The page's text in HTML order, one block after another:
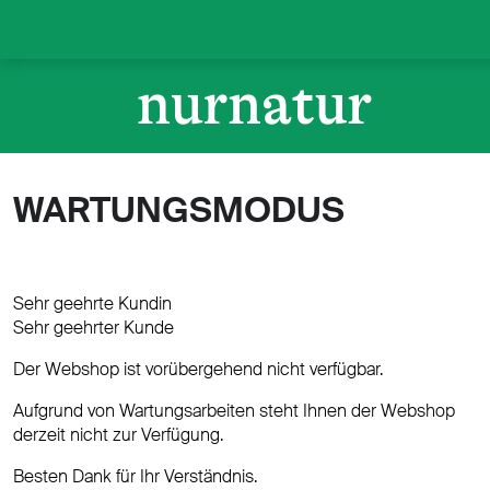
WARTUNGSMODUS
Sehr geehrte Kundin
Sehr geehrter Kunde
Der Webshop ist vorübergehend nicht verfügbar.
Aufgrund von Wartungsarbeiten steht Ihnen der Webshop
derzeit nicht zur Verfügung.
Besten Dank für Ihr Verständnis.